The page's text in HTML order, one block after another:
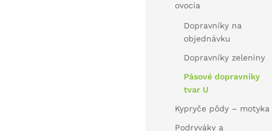
ovocia
Dopravníky na
objednávku
Dopravníky zeleniny
Pásové dopravníky
tvar U
Kypryče pôdy – motyka
Podryváky a